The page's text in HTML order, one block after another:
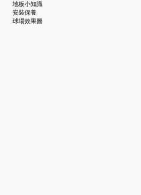
地板小知識
安裝保養
球場效果圖